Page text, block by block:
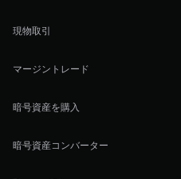
現物取引
マージントレード
暗号資産を購入
暗号資産コンバーター